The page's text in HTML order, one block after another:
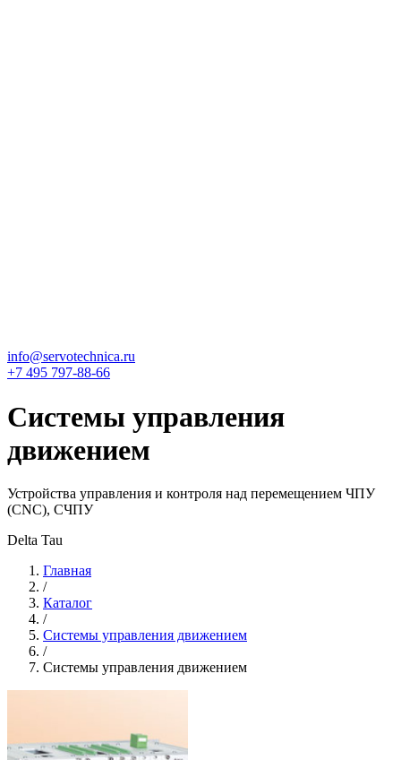
info@servotechnica.ru
+7 495 797-88-66
Системы управления
движением
Устройства управления и контроля над перемещением ЧПУ
(CNC), СЧПУ
Delta Tau
Главная
/
Каталог
/
Системы управления движением
/
Системы управления движением